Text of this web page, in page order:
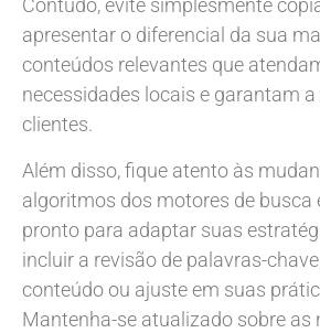
Contudo, evite simplesmente
apresentar o diferencial da sua
conteúdos relevantes que
necessidades locais e garantam
clientes.
Além disso, fique atento às
algoritmos dos motores de busca
pronto para adaptar suas
incluir a revisão de palavras-
conteúdo ou ajuste em suas
Mantenha-se atualizado sobre as